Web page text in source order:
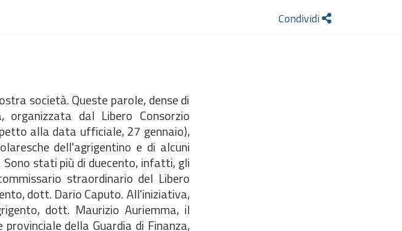
Condividi
società. Queste parole, dense di
dal Libero Consorzio
alla data ufficiale, 27 gennaio),
dell'agrigentino e di alcuni
stati più di duecento, infatti, gli
straordinario del Libero
dott. Dario Caputo. All'iniziativa,
dott. Maurizio Auriemma, il
della Guardia di Finanza,